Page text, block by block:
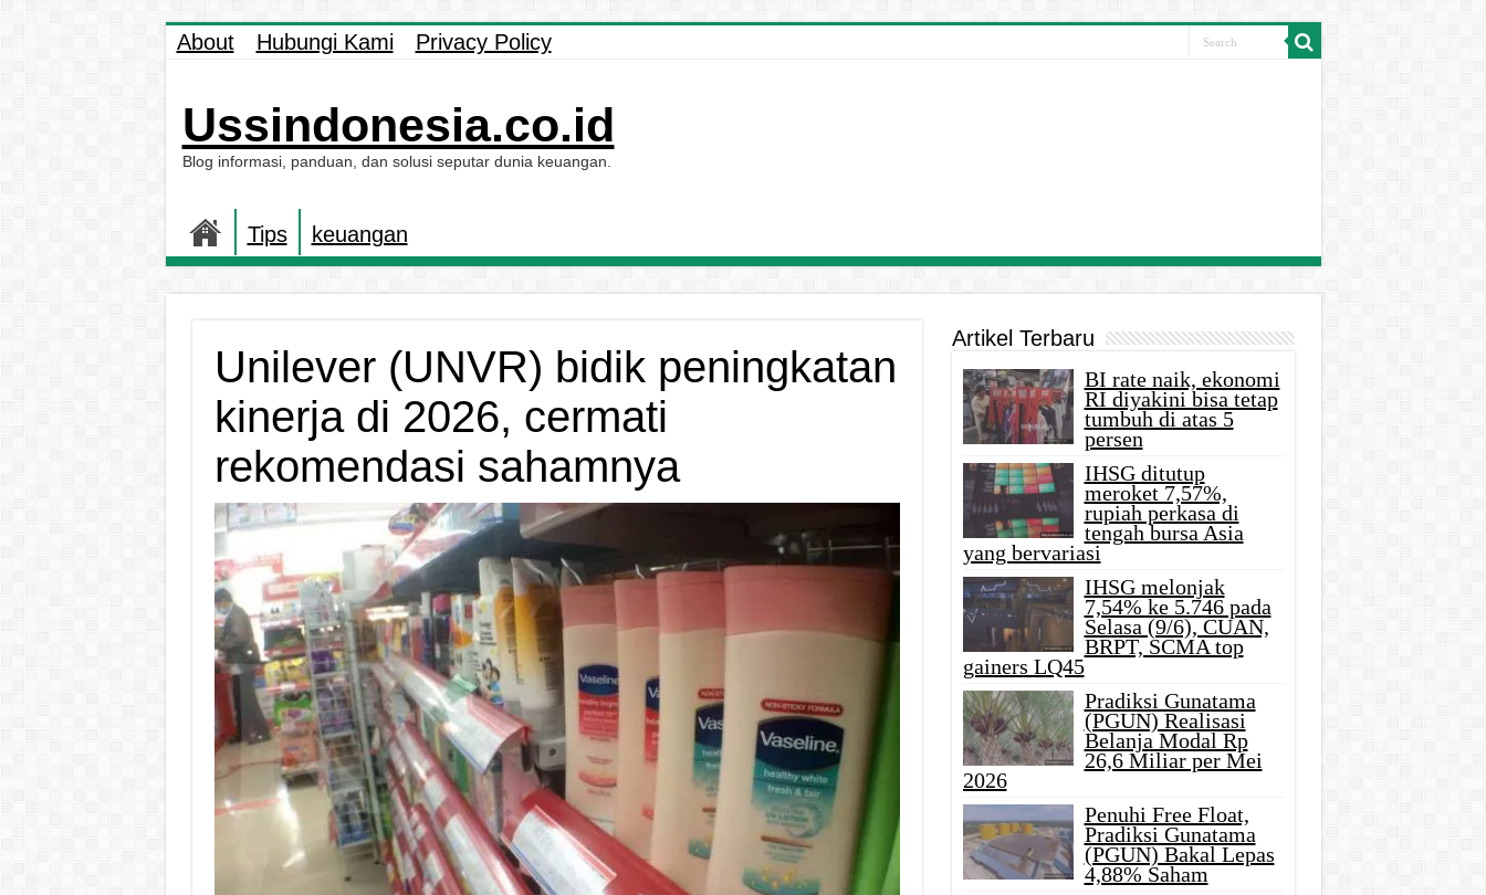
About Hubungi Kami Privacy Policy
Ussindonesia.co.id
Blog informasi, panduan, dan solusi seputar dunia keuangan.
Tips keuangan
Unilever (UNVR) bidik peningkatan
kinerja di 2026, cermati
rekomendasi sahamnya
Artikel Terbaru
BI rate naik, ekonomi
RI diyakini bisa tetap
tumbuh di atas 5
persen
IHSG ditutup
meroket 7,57%,
rupiah perkasa di
tengah bursa Asia
yang bervariasi
IHSG melonjak
7,54% ke 5.746 pada
Selasa (9/6), CUAN,
BRPT, SCMA top
gainers LQ45
Pradiksi Gunatama
(PGUN) Realisasi
Belanja Modal Rp
26,6 Miliar per Mei
2026
Penuhi Free Float,
Pradiksi Gunatama
(PGUN) Bakal Lepas
4,88% Saham